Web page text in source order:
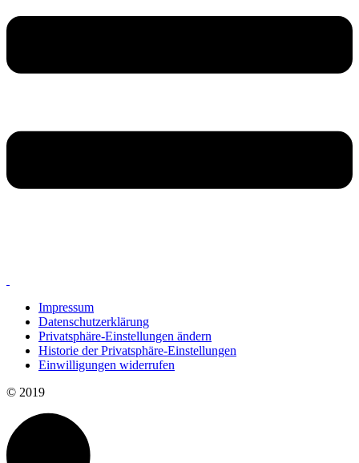
Impressum
Datenschutzerklärung
Privatsphäre-Einstellungen ändern
Historie der Privatsphäre-Einstellungen
Einwilligungen widerrufen
© 2019